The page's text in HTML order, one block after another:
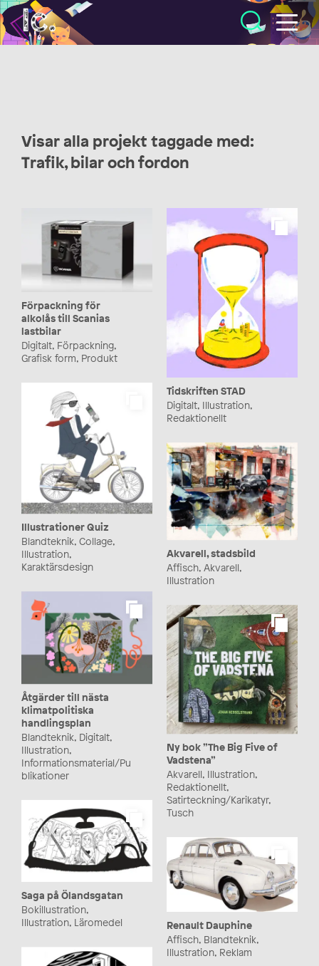
Illustratörcentrum
Visar alla projekt taggade med:
Trafik, bilar och fordon
Förpackning för
alkolås till Scanias
lastbilar
Digitalt, Förpackning,
Grafisk form, Produkt
Tidskriften STAD
Digitalt, Illustration,
Redaktionellt
Illustrationer Quiz
Blandteknik, Collage,
Illustration,
Karaktärsdesign
Akvarell, stadsbild
Affisch, Akvarell,
Illustration
Åtgärder till nästa
klimatpolitiska
handlingsplan
Blandteknik, Digitalt,
Illustration,
Informationsmaterial/Pu
blikationer
Ny bok ”The Big Five of
Vadstena”
Akvarell, Illustration,
Redaktionellt,
Satirteckning/Karikatyr,
Tusch
Saga på Ölandsgatan
Bokillustration,
Illustration, Läromedel
Renault Dauphine
Affisch, Blandteknik,
Illustration, Reklam